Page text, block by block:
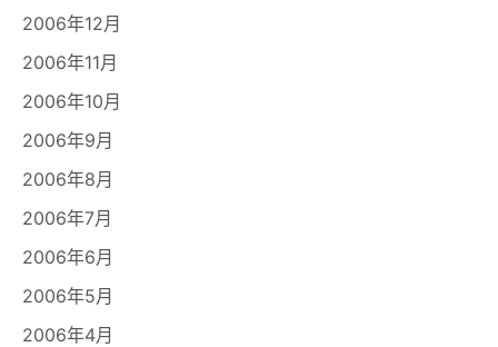
2006年12月
2006年11月
2006年10月
2006年9月
2006年8月
2006年7月
2006年6月
2006年5月
2006年4月